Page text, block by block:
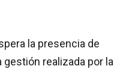
la presencia de
realizada por la